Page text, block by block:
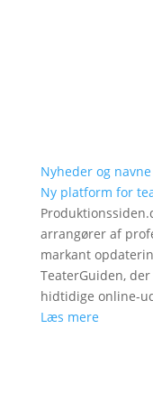
Nyheder og navne
Ny platform for
arrangører af
markant
TeaterGuiden,
hidtidige online-
Læs mere